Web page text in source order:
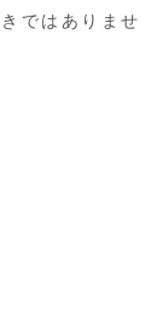
ではありませ